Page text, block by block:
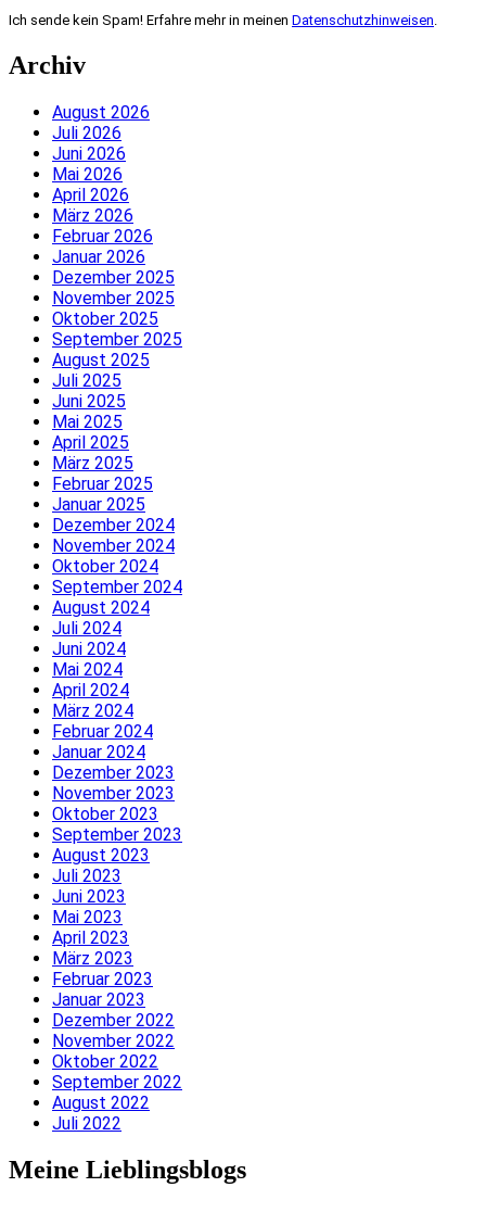
Ich sende kein Spam! Erfahre mehr in meinen Datenschutzhinweisen
Archiv
August 2026
Juli 2026
Juni 2026
Mai 2026
April 2026
März 2026
Februar 2026
Januar 2026
Dezember 2025
November 2025
Oktober 2025
September 2025
August 2025
Juli 2025
Juni 2025
Mai 2025
April 2025
März 2025
Februar 2025
Januar 2025
Dezember 2024
November 2024
Oktober 2024
September 2024
August 2024
Juli 2024
Juni 2024
Mai 2024
April 2024
März 2024
Februar 2024
Januar 2024
Dezember 2023
November 2023
Oktober 2023
September 2023
August 2023
Juli 2023
Juni 2023
Mai 2023
April 2023
März 2023
Februar 2023
Januar 2023
Dezember 2022
November 2022
Oktober 2022
September 2022
August 2022
Juli 2022
Meine Lieblingsblogs